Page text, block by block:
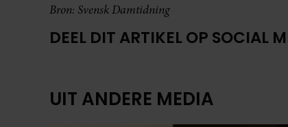
Bron: Svensk Damtidning
DEEL DIT ARTIKEL OP SOCIAL
UIT ANDERE MEDIA